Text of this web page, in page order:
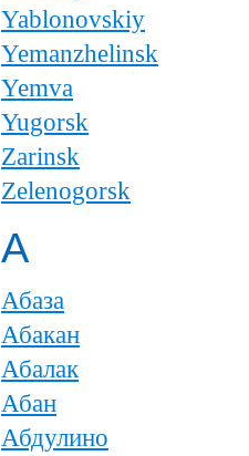
Yablonovskiy
Yemanzhelinsk
Yemva
Yugorsk
Zarinsk
Zelenogorsk
А
Абаза
Абакан
Абалак
Абан
Абдулино